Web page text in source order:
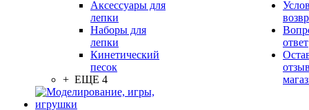
Аксессуары для
лепки
Наборы для
лепки
Кинетический
песок
+ ЕЩЕ 4
ответ